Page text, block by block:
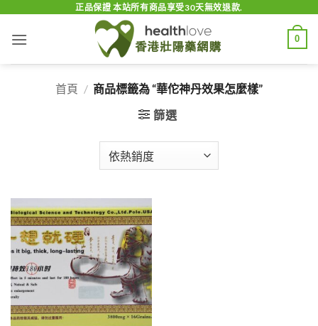
content
正品保證 本站所有商品享受30天無效退款.
0
首頁 / 商品標籤為 “華佗神丹效果怎麼樣”
篩選